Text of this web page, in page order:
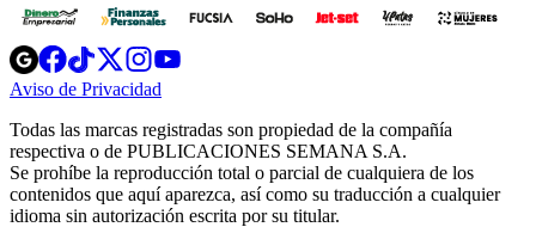
Opens
in
new
Opens
in
new
Opens
in
new
window
Opens
new
windowwindow
Aviso de Privacidad
new
window
Todas las marcas registradas son propiedad de la compañía
respectiva o de PUBLICACIONES SEMANA S.A.
Se prohíbe la reproducción total o parcial de cualquiera de los
contenidos que aquí aparezca, así como su traducción a cualquier
idioma sin autorización escrita por su titular.